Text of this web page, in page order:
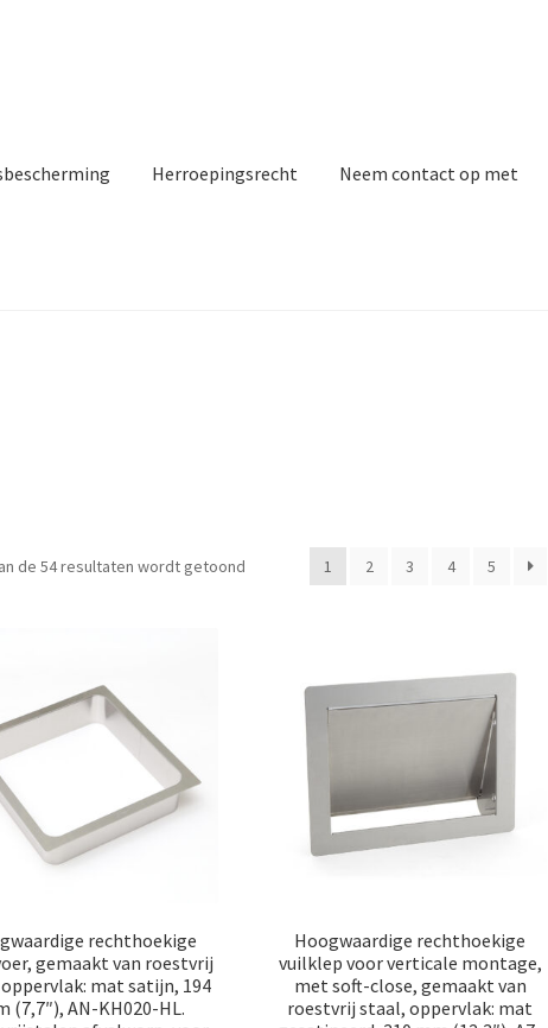
Herroepingsrecht Neem contact op met
de 54 resultaten wordt getoond Gesorteerd1 2 3 4 5
rechthoekige
gemaakt van roestvrij
mat satijn, 194
(7,7″), AN-KH020-HL.
Hoogwaardige rechthoekige
vuilklep voor verticale montage,
met soft-close, gemaakt van
roestvrij staal, oppervlak: mat